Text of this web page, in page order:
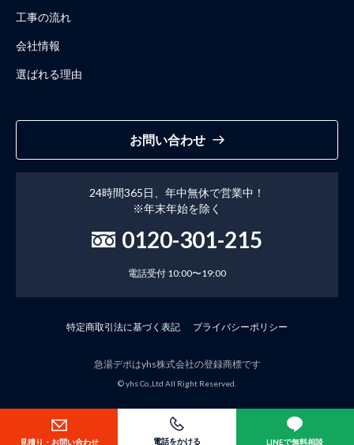
工事の流れ
会社情報
選ばれる理由
お問い合わせ
24時間365日、年中無休で営業中！
※年末年始を除く
0120-301-215
電話受付 10:00〜19:00
特定商取引法に基づく表記 プライバシーポリシー
急湯デポはyhs株式会社の登録商標です
© yhs Co.,Ltd All Right Reserved.
見積り・お問い合わせ 電話をかける LINEで無料相談